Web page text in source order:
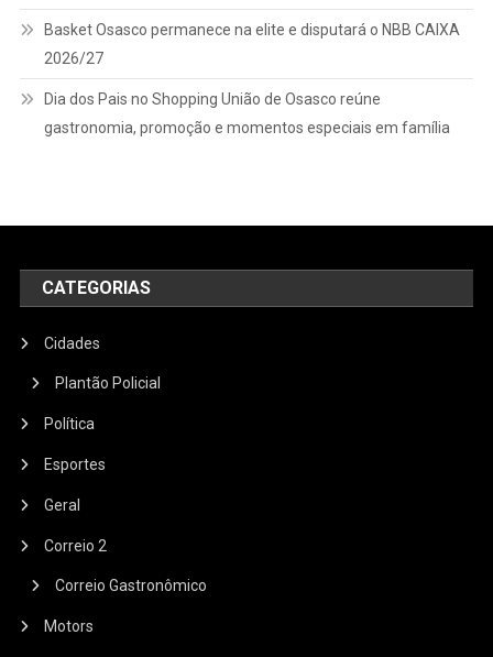
Basket Osasco permanece na elite e disputará o NBB CAIXA
2026/27
Dia dos Pais no Shopping União de Osasco reúne
gastronomia, promoção e momentos especiais em família
CATEGORIAS
Cidades
Plantão Policial
Política
Esportes
Geral
Correio 2
Correio Gastronômico
Motors